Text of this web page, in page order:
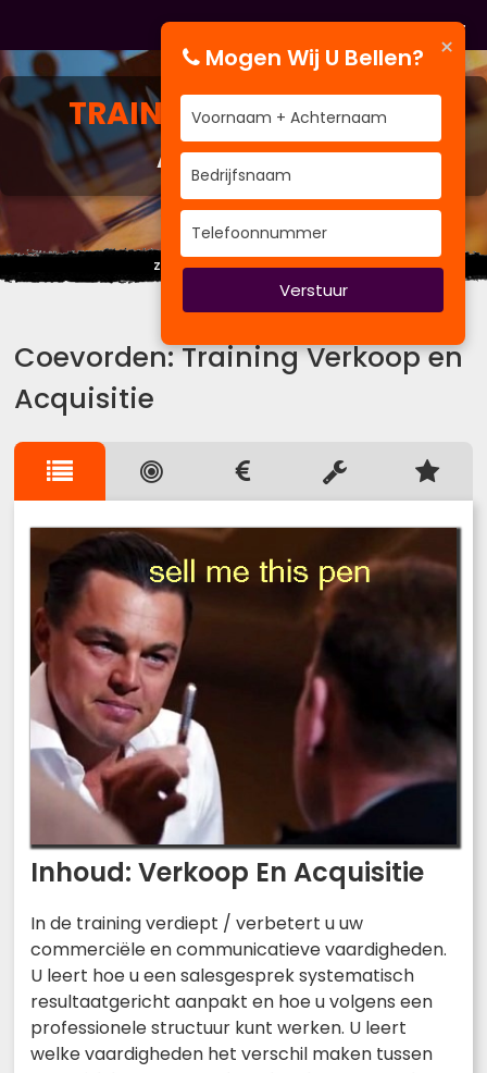
TRAININGVERKOOP EN
ACQUISITIE
Ziet u het detail of het geheel?
Coevorden: Training Verkoop en
Acquisitie
Inhoud: Verkoop En Acquisitie
In de training verdiept / verbetert u uw
commerciële en communicatieve vaardigheden.
U leert hoe u een salesgesprek systematisch
resultaatgericht aanpakt en hoe u volgens een
professionele structuur kunt werken. U leert
welke vaardigheden het verschil maken tussen
×
Mogen Wij U Bellen?
Verstuur